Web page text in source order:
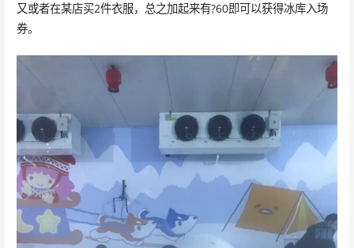
又或者在某店买2件衣服，总之加起来有?60即可以获得冰库入场
券。